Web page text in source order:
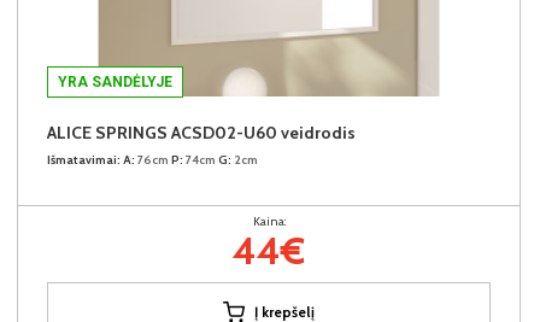
YRA SANDĖLYJE
ALICE SPRINGS ACSD02-U60 veidrodis
Išmatavimai: A: 76cm P: 74cm G: 2cm
Kaina:
44€
Į krepšelį